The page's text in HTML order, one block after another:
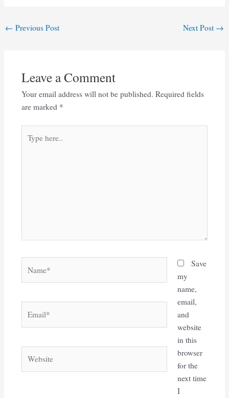
Post
← Previous Post Next Post →
Leave a Comment
Your email address will not be published. Required fields
are marked *
here..
Save
my
name,
email,
and
website
in this
browser
for the
next time
I